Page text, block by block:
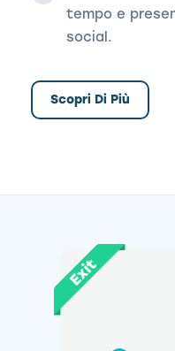
tempo e
social.
Scopri Di Più